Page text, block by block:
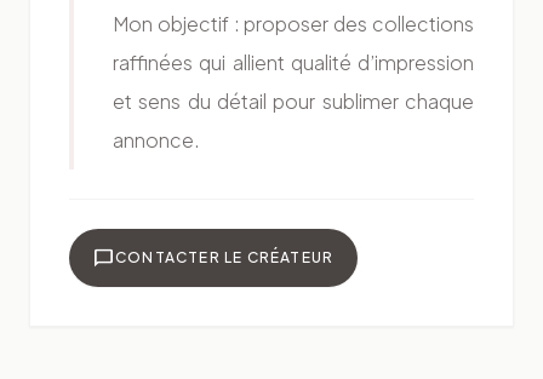
Mon objectif : proposer des collections
raffinées qui allient qualité d’impression
et sens du détail pour sublimer chaque
annonce.
chat_bubbleCONTACTER LE CRÉATEUR